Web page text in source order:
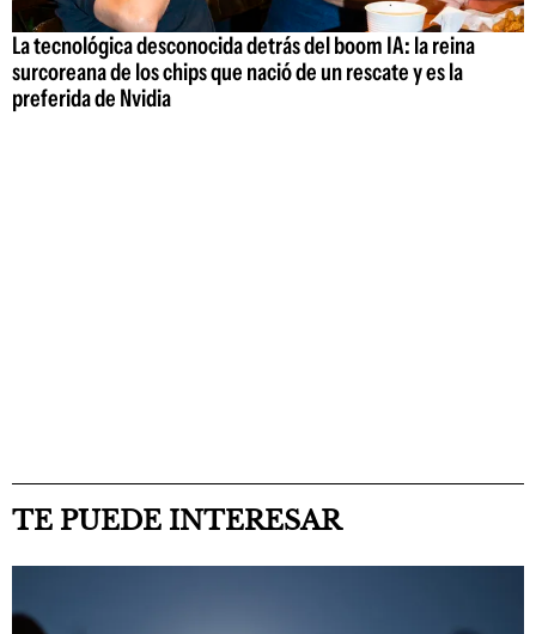
La tecnológica desconocida detrás del boom IA: la reina
surcoreana de los chips que nació de un rescate y es la
preferida de Nvidia
TE PUEDE INTERESAR